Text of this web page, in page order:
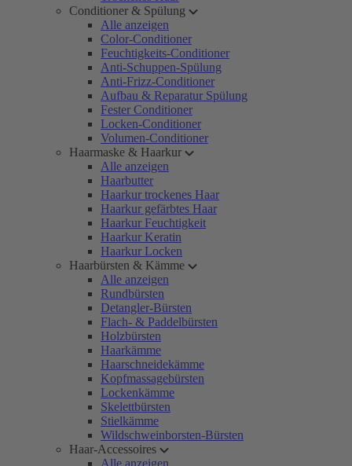
Conditioner & Spülung
Alle anzeigen
Color-Conditioner
Feuchtigkeits-Conditioner
Anti-Schuppen-Spülung
Anti-Frizz-Conditioner
Aufbau & Reparatur Spülung
Fester Conditioner
Locken-Conditioner
Volumen-Conditioner
Haarmaske & Haarkur
Alle anzeigen
Haarbutter
Haarkur trockenes Haar
Haarkur gefärbtes Haar
Haarkur Feuchtigkeit
Haarkur Keratin
Haarkur Locken
Haarbürsten & Kämme
Alle anzeigen
Rundbürsten
Detangler-Bürsten
Flach- & Paddelbürsten
Holzbürsten
Haarkämme
Haarschneidekämme
Kopfmassagebürsten
Lockenkämme
Skelettbürsten
Stielkämme
Wildschweinborsten-Bürsten
Haar-Accessoires
Alle anzeigen